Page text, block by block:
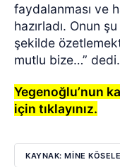
faydalanması ve
hazırladı. Onun
şekilde
mutlu bize…” dedi.
Yegenoğlu’nun
için tıklayınız.
KAYNAK: MİNE